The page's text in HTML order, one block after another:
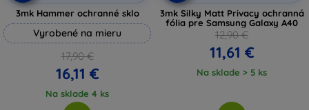
3mk Hammer ochranné sklo
Vyrobené na mieru
17,90 €
16,11 €
Na sklade 4 ks
3mk Silky Matt Privacy ochranná
fólia pre Samsung Galaxy A40
12,90 €
11,61 €
Na sklade > 5 ks